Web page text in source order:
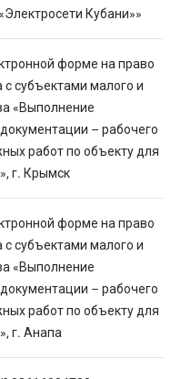
Кубани»»
форме на право
субъектами малого и
«Выполнение
– рабочего
работ по объекту для
г. Крымск
форме на право
субъектами малого и
«Выполнение
– рабочего
работ по объекту для
г. Анапа